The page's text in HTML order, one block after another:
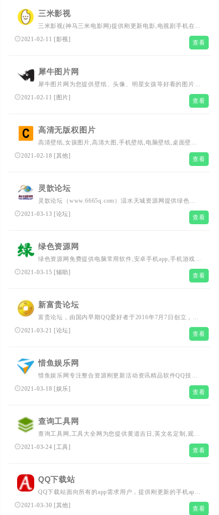
三米影视
三米影视(神马三米电影网)提供刚更新电影,电视剧手机在线
观看,三米影院神马影院我不卡,韩国伦理福利电影,以及热播
动漫，综艺，明星资料，演员表，剧情，资讯等，无弹窗、
2021-02-11 [影视] 查看
犀牛图片网
犀牛图片网为您提供壁纸、头像、明星女孩等好看的图片和
视频。包括各种好看的手机和桌面壁纸图，个性头像图片，
2021-02-11 [图片] 查看
高清无版权图片
高清壁纸,女孩图片,高清大图,手机壁纸,电脑壁纸,桌面壁纸,
封面图片,欧美图片,小清新图片,好看的图片,风景图片,免费,
免费图片,高清,高清图片,商用,图片,素材,设计,下载,CC0,无
2021-02-18 [其他] 查看
灵歆论坛
灵歆论坛（www.6665q.com）涢水天城资源网提供绿色安
全精品软件,各类技术教程,手游页游,单机游戏,手机软件,网
站源码,网络攻防与编程设计技术分享，深度美文新闻资讯
2021-03-13 [论坛] 查看
绿色资源网
绿色资源网免费提供电脑常用软件,安卓手机app,手机游戏,
苹果应用,mac软件等,励志打造全网好全的软件下载站
2021-03-15 [辅助] 查看
新富贵论坛
富贵论坛，由国内早期QQ爱好者于2016年7月7日创立，是
一个始终坚持以QQ号码、YY号码等各类帐号交易为中心的
字电商交易平台。
2021-03-21 [论坛] 查看
惜鱼娱乐网
惜鱼娱乐网专注整合资源刚更新活动资讯精品软件QQ技
巧，手机软件、刚更新电影、活动优惠、热门事件。
2021-03-18 [娱乐] 查看
查询工具网
查询工具网,工具大全网为您提供黄道吉日,英文名定制,观音
灵签,十二生肖运势,周公解梦,手机号码吉凶,邮编,车牌吉凶
测试,组词,辽宁省朝阳市赏石家协会,唐诗宋词,成语,字典,词
2021-03-24 [工具] 查看
QQ下载站
QQ下载站面向所有的app需求用户，提供刚更新的手机app
和手机游戏软件下载，各种热门的手机直播app和当下流行
2021-03-30 [其他] 查看